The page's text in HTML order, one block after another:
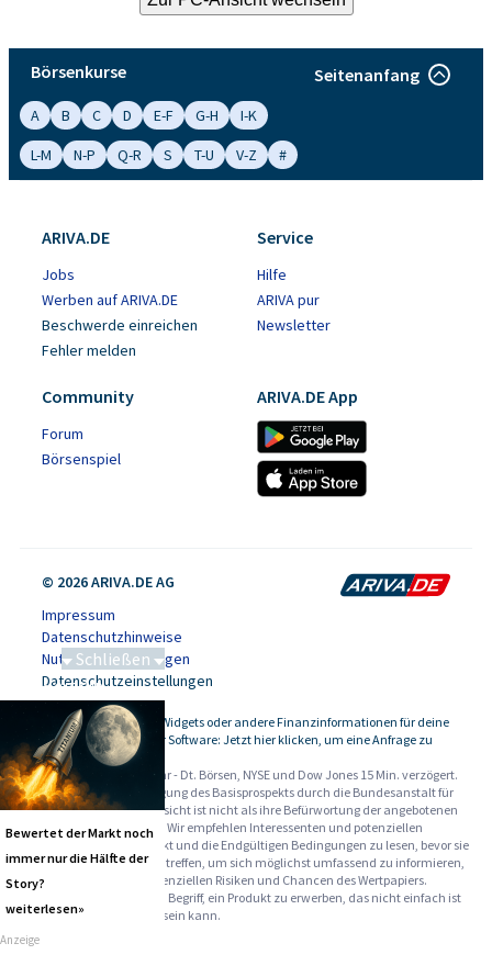
Börsenkurse Seitenanfang
A B C D E-F G-H
I-K
L-M
N-P Q-R S T-U V-Z #
ARIVA.DE
Jobs
Werben auf ARIVA.DE
Beschwerde einreichen
Fehler melden
Service
Hilfe
ARIVA pur
Newsletter
Community
Forum
Börsenspiel
ARIVA.DE App
© 2026 ARIVA.DE AG
Impressum
Datenschutzhinweise
Nutzungsbedingungen
Datenschutzeinstellungen
-
Kursdaten, Widgets oder andere Finanzinformationen für deine
Website oder Software: Jetzt hier klicken, um eine Anfrage zu
stellen.
Alle Angaben ohne Gewähr - Dt. Börsen, NYSE und Dow Jones 15 Min. verzögert.
Werbehinweise:
Die Billigung des Basisprospekts durch die Bundesanstalt für
Finanzdienstleistungsaufsicht ist nicht als ihre Befürwortung der angebotenen
Wertpapiere zu verstehen. Wir empfehlen Interessenten und potenziellen
Anlegern den Basisprospekt und die Endgültigen Bedingungen zu lesen, bevor sie
eine Anlageentscheidung treffen, um sich möglichst umfassend zu informieren,
insbesondere über die potenziellen Risiken und Chancen des Wertpapiers.
Warnhinweise: Sie sind im Begriff, ein Produkt zu erwerben, das nicht einfach ist
und schwer zu verstehen sein kann.
Schließen
Saga bei 0,53 CAD
Bewertet der Markt noch
immer nur die Hälfte der
Story?
weiterlesen»
Anzeige